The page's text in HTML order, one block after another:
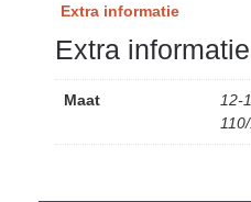
Extra informatie
Extra informatie
Maat
12-